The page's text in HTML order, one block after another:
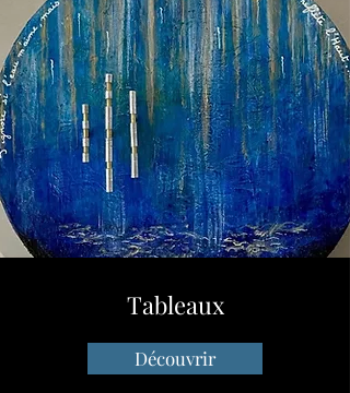
Tableaux
Découvrir